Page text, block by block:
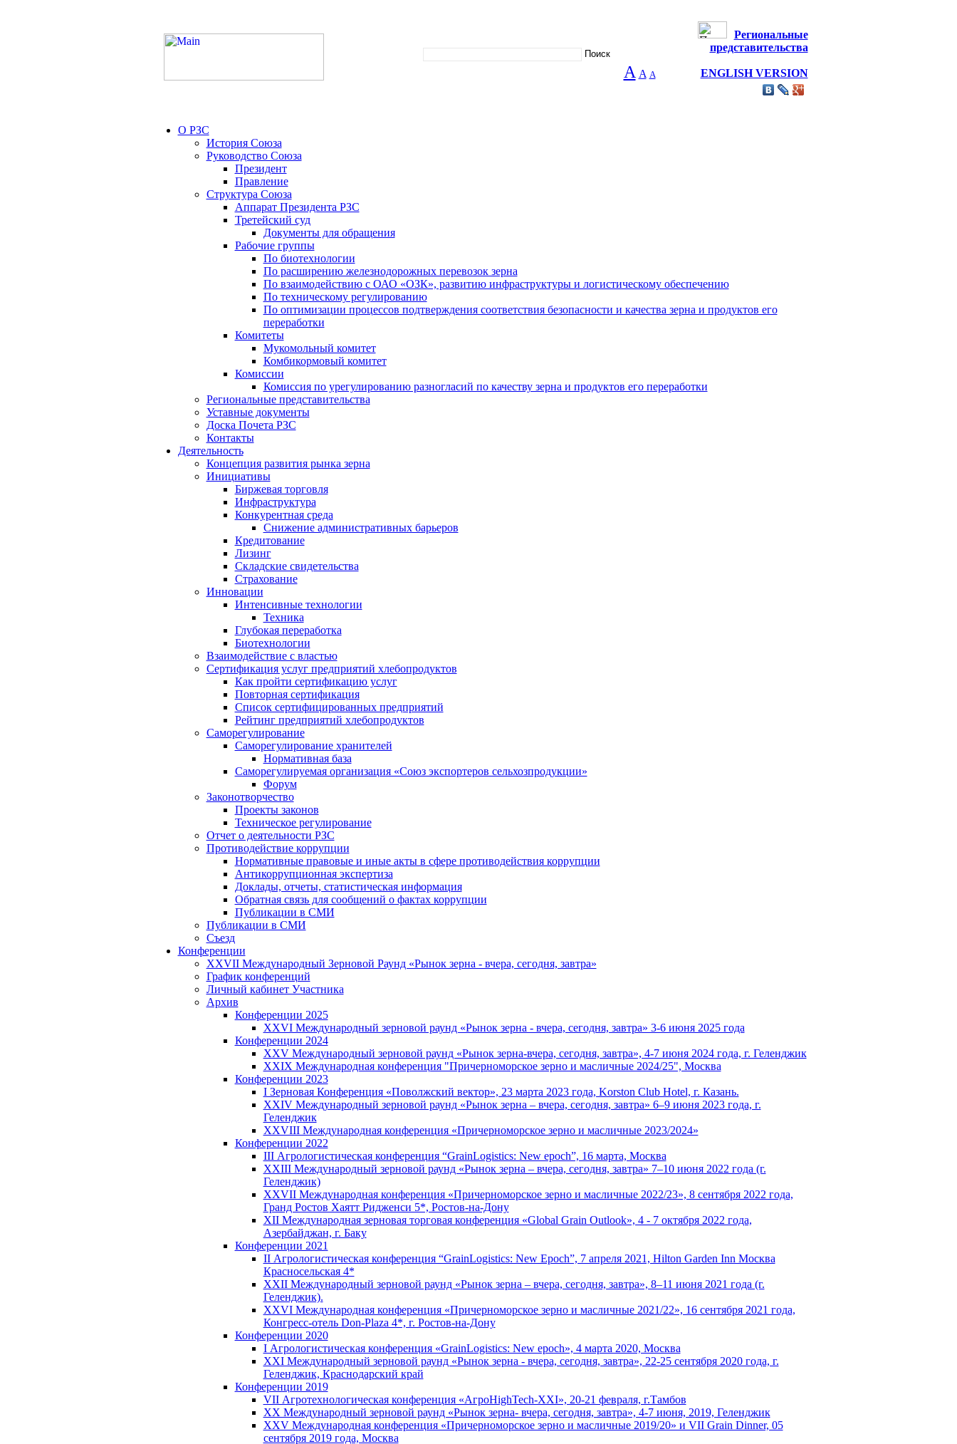
А A А
Региональные
представительства
ENGLISH VERSION
О РЗС
История Союза
Руководство Союза
Президент
Правление
Структура Союза
Аппарат Президента РЗС
Третейский суд
Документы для обращения
Рабочие группы
По биотехнологии
По расширению железнодорожных перевозок зерна
По взаимодействию с ОАО «ОЗК», развитию инфраструктуры и логистическому обеспечению
По техническому регулированию
По оптимизации процессов подтверждения соответствия безопасности и качества зерна и продуктов его
переработки
Комитеты
Мукомольный комитет
Комбикормовый комитет
Комиссии
Комиссия по урегулированию разногласий по качеству зерна и продуктов его переработки
Региональные представительства
Уставные документы
Доска Почета РЗС
Контакты
Деятельность
Концепция развития рынка зерна
Инициативы
Биржевая торговля
Инфраструктура
Конкурентная среда
Снижение административных барьеров
Кредитование
Лизинг
Складские свидетельства
Страхование
Инновации
Интенсивные технологии
Техника
Глубокая переработка
Биотехнологии
Взаимодействие с властью
Сертификация услуг предприятий хлебопродуктов
Как пройти сертификацию услуг
Повторная сертификация
Список сертифицированных предприятий
Рейтинг предприятий хлебопродуктов
Саморегулирование
Саморегулирование хранителей
Нормативная база
Саморегулируемая организация «Союз экспортеров сельхозпродукции»
Форум
Законотворчество
Проекты законов
Техническое регулирование
Отчет о деятельности РЗС
Противодействие коррупции
Нормативные правовые и иные акты в сфере противодействия коррупции
Антикоррупционная экспертиза
Доклады, отчеты, статистическая информация
Обратная связь для сообщений о фактах коррупции
Публикации в СМИ
Публикации в СМИ
Съезд
Конференции
XXVII Международный Зерновой Раунд «Рынок зерна - вчера, сегодня, завтра»
График конференций
Личный кабинет Участника
Архив
Конференции 2025
XXVI Международный зерновой раунд «Рынок зерна - вчера, сегодня, завтра» 3-6 июня 2025 года
Конференции 2024
XXV Международный зерновой раунд «Рынок зерна-вчера, сегодня, завтра», 4-7 июня 2024 года, г. Геленджик
XXIX Международная конференция "Причерноморское зерно и масличные 2024/25", Москва
Конференции 2023
I Зерновая Конференция «Поволжский вектор», 23 марта 2023 года, Korston Club Hotel, г. Казань.
XXIV Международный зерновой раунд «Рынок зерна – вчера, сегодня, завтра» 6–9 июня 2023 года, г.
Геленджик
XXVIII Международная конференция «Причерноморское зерно и масличные 2023/2024»
Конференции 2022
III Агрологистическая конференция “GrainLogistics: New epoch”, 16 марта, Москва
XXIII Международный зерновой раунд «Рынок зерна – вчера, сегодня, завтра» 7–10 июня 2022 года (г.
Геленджик)
XXVII Международная конференция «Причерноморское зерно и масличные 2022/23», 8 сентября 2022 года,
Гранд Ростов Хаятт Ридженси 5*, Ростов-на-Дону
XII Международная зерновая торговая конференция «Global Grain Outlook», 4 - 7 октября 2022 года,
Азербайджан, г. Баку
Конференции 2021
II Агрологистическая конференция “GrainLogistics: New Epoch”, 7 апреля 2021, Hilton Garden Inn Москва
Красносельская 4*
XXII Международный зерновой раунд «Рынок зерна – вчера, сегодня, завтра», 8–11 июня 2021 года (г.
Геленджик).
XXVI Международная конференция «Причерноморское зерно и масличные 2021/22», 16 сентября 2021 года,
Конгресс-отель Don-Plaza 4*, г. Ростов-на-Дону
Конференции 2020
I Агрологистическая конференция «GrainLogistics: New epoch», 4 марта 2020, Москва
XXI Международный зерновой раунд «Рынок зерна - вчера, сегодня, завтра», 22-25 сентября 2020 года, г.
Геленджик, Краснодарский край
Конференции 2019
VII Агротехнологическая конференция «АгроHighTech-XXI», 20-21 февраля, г.Тамбов
XX Международный зерновой раунд «Рынок зерна- вчера, сегодня, завтра», 4-7 июня, 2019, Геленджик
XXV Международная конференция «Причерноморское зерно и масличные 2019/20» и VII Grain Dinner, 05
сентября 2019 года, Москва